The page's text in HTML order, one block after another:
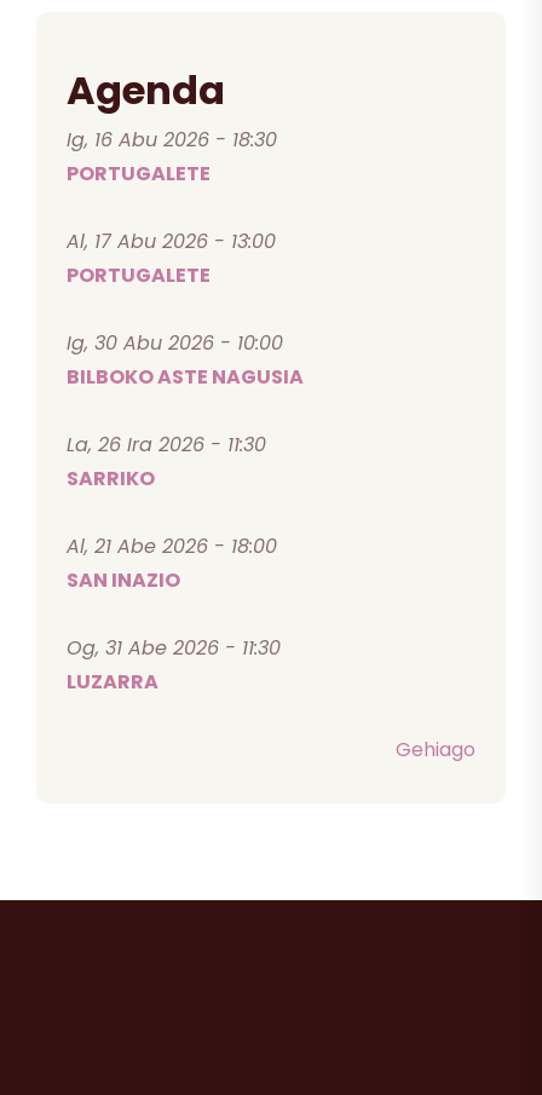
Agenda
Ig, 16 Abu 2026 - 18:30
PORTUGALETE
Al, 17 Abu 2026 - 13:00
PORTUGALETE
Ig, 30 Abu 2026 - 10:00
BILBOKO ASTE NAGUSIA
La, 26 Ira 2026 - 11:30
SARRIKO
Al, 21 Abe 2026 - 18:00
SAN INAZIO
Og, 31 Abe 2026 - 11:30
LUZARRA
Gehiago